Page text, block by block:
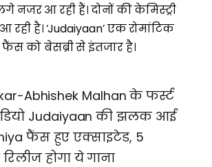
नजर आ रही हैं। दोनों की केमिस्ट्री
रही है। ‘Judaiyaan’ एक रोमांटिक
को बेसब्री से इंतजार है।
Abhishek Malhan के फर्स्ट
Judaiyaan की झलक आई
फैंस हुए एक्साइटेड, 5
होगा ये गाना